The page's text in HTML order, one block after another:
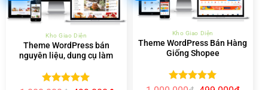
Kho Giao Diện
Theme WordPress bán
nguyên liệu, dung cụ làm
Kho Giao Diện
Theme WordPress Bán Hàng
Giống Shopee